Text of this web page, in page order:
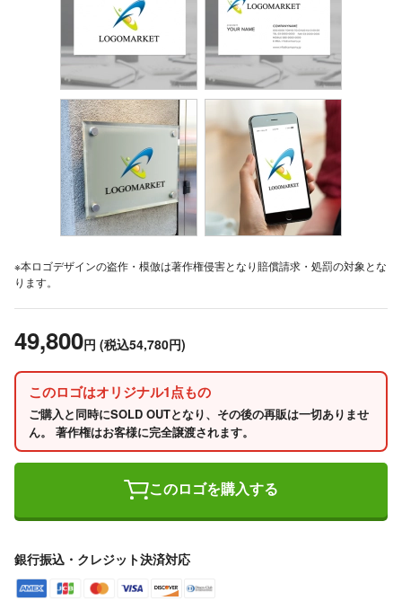
※本ロゴデザインの盗作・模倣は著作権侵害となり賠償請求・処罰の対象とな
ります。
49,800円 (税込54,780円)
このロゴはオリジナル1点もの
ご購入と同時にSOLD OUTとなり、その後の再販は一切ありませ
ん。 著作権はお客様に完全譲渡されます。
このロゴを購入する
銀行振込・クレジット決済対応